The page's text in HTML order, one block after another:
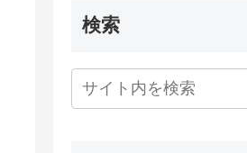
検索